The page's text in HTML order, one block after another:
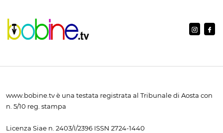
www.bobine.tv è una testata registrata al Tribunale di Aosta con
n. 5/10 reg. stampa
Licenza Siae n. 2403/I/2396 ISSN 2724-1440